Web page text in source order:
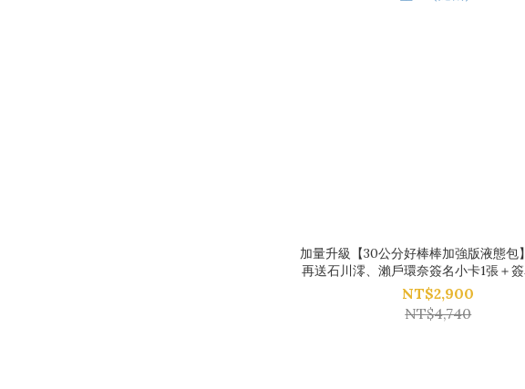
加量升級【30公分好棒棒加強版液態包
再送石川澪、瀨戶環奈簽名小卡1張＋
（隨機）
NT$2,900
NT$4,740